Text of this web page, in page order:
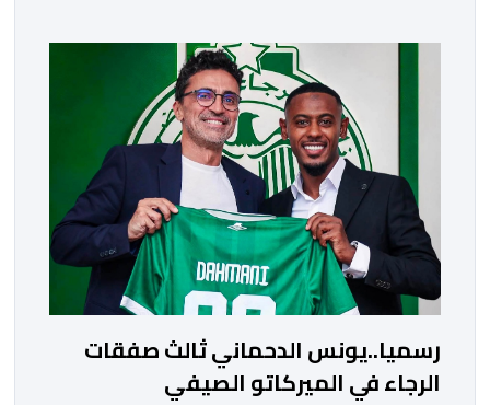
الاجتماعي، مصحوبا بعبارة “الرحلة مستمرة”، في إشارة إلى
رغبة الإدارة في الحفاظ على ركائز الفريق والتعزيز من
استقراره الفني […]
رسميا..يونس الدحماني ثالث صفقات
الرجاء في الميركاتو الصيفي